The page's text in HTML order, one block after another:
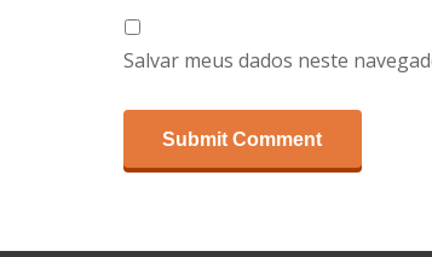
Salvar meus dados neste